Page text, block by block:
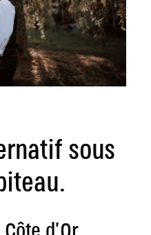
sous